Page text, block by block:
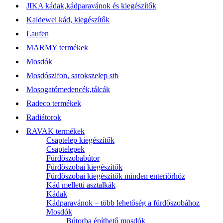
JIKA kádak,kádparavánok és kiegészítők
Kaldewei kád, kiegészítők
Laufen
MARMY termékek
Mosdók
Mosdószifon, sarokszelep stb
Mosogatómedencék,tálcák
Radeco termékek
Radiátorok
RAVAK termékek
Csaptelep kiegészítők
Csaptelepek
Fürdőszobabútor
Fürdőszobai kiegészítők
Fürdőszobai kiegészítők minden enteriőrhöz
Kád melletti asztalkák
Kádak
Kádparavánok – több lehetőség a fürdőszobához
Mosdók
Bútorba építhető mosdók